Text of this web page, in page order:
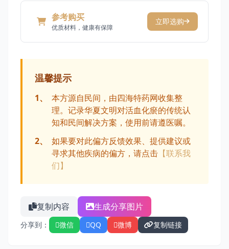
参考购买
优质材料，健康有保障
立即选购
温馨提示
1、
本方源自民间，由四海特药网收集整
理。记录华夏文明对活血化瘀的传统认
知和民间解决方案，使用前请遵医嘱。
2、
如果要对此偏方反馈效果、提供建议或
寻求其他疾病的偏方，请点击 【联系我
们】
复制内容 生成分享图片
分享到： 微信 QQ 微博 复制链接